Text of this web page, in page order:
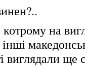
на
інші
виглядали